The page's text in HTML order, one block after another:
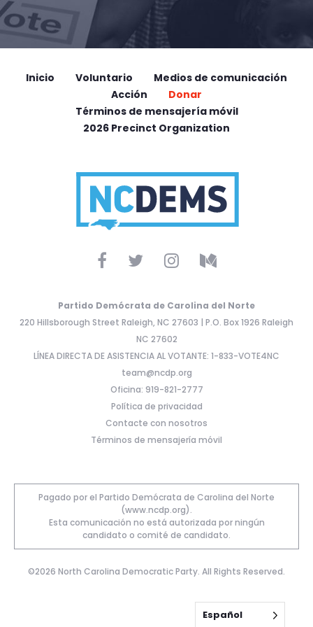
Inicio Voluntario
Medios de comunicación
Acción
Donar
Términos de mensajería móvil
2026 Precinct Organization
Partido Demócrata de Carolina del Norte
220 Hillsborough Street Raleigh, NC 27603 | P.O. Box 1926 Raleigh
NC 27602
LÍNEA DIRECTA DE ASISTENCIA AL VOTANTE: 1-833-VOTE4NC
team@ncdp.org
Oficina: 919-821-2777
Política de privacidad
Contacte con nosotros
Términos de mensajería móvil
Pagado por el Partido Demócrata de Carolina del Norte
(www.ncdp.org).
Esta comunicación no está autorizada por ningún
candidato o comité de candidato.
©2026 North Carolina Democratic Party. All Rights Reserved.
Español